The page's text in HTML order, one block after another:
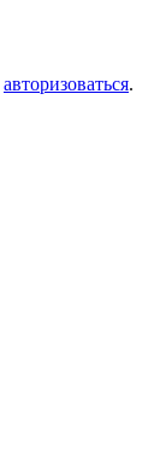
авторизоваться.